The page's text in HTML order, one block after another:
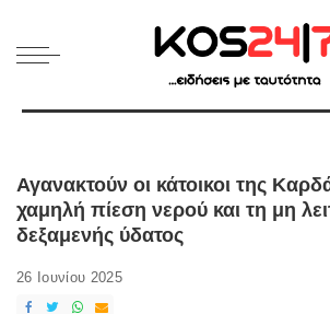
Αγανακτούν οι κάτοικοι της
χαμηλή πίεση νερού και τη μη
δεξαμενής ύδατος
26 Ιουνίου 2025